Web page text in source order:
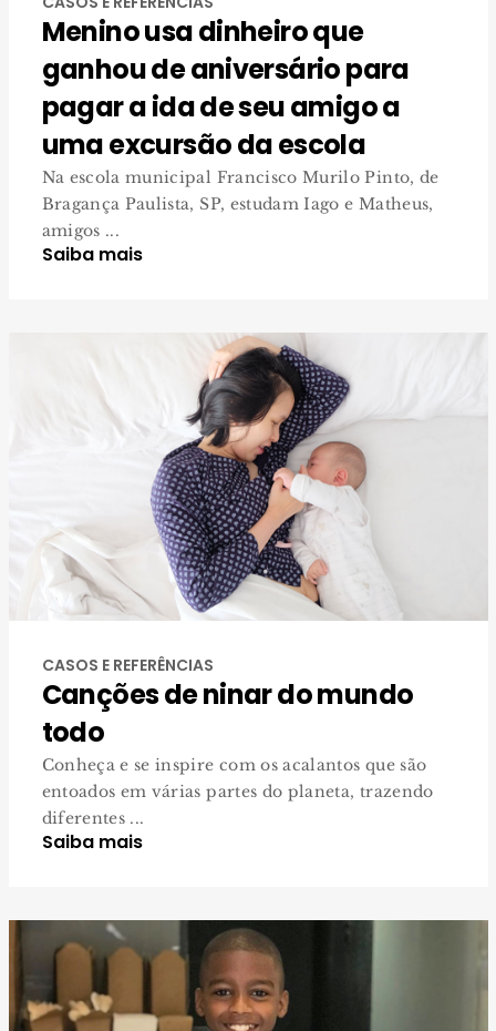
Menino usa dinheiro que
ganhou de aniversário para
pagar a ida de seu amigo a
uma excursão da escola
Na escola municipal Francisco Murilo Pinto, de
Bragança Paulista, SP, estudam Iago e Matheus,
amigos ...
Saiba mais
CASOS E REFERÊNCIAS
Canções de ninar do mundo
todo
Conheça e se inspire com os acalantos que são
entoados em várias partes do planeta, trazendo
diferentes ...
Saiba mais